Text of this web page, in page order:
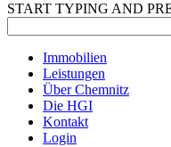
START TYPING AND
Immobilien
Leistungen
Über Chemnitz
Die HGI
Kontakt
Login